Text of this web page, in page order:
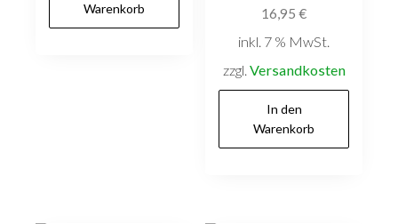
Warenkorb
16,95€
inkl. 7 % MwSt.
zzgl. Versandkosten
In den
Warenkorb